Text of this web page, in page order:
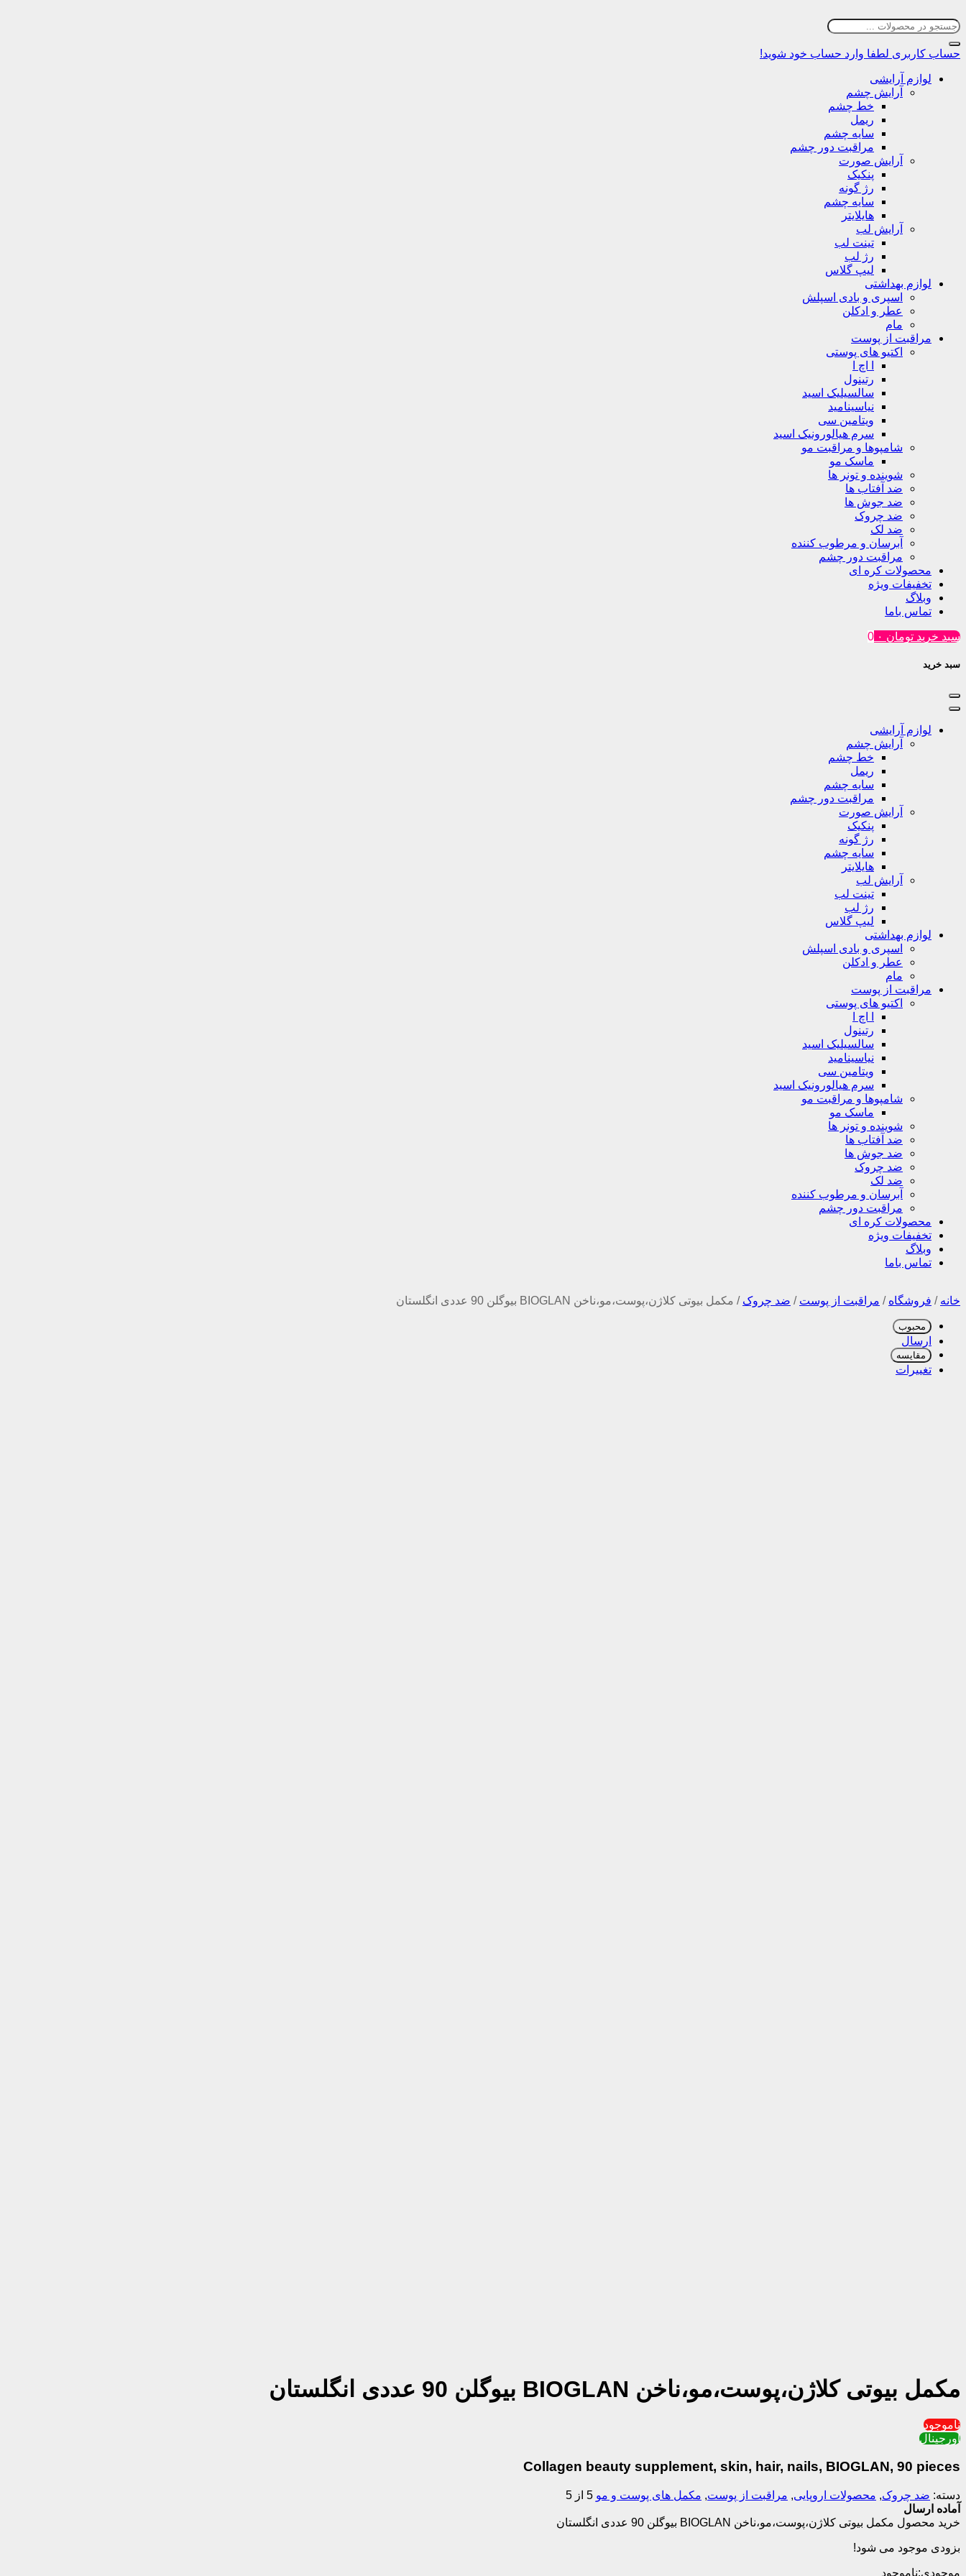
حساب کاربری لطفا وارد حساب خود شوید!
لوازم آرایشی
آرایش چشم
خط چشم
ریمل
سایه چشم
مراقبت دور چشم
آرایش صورت
پنکیک
رژ گونه
سایه چشم
هایلایتر
آرایش لب
تینت لب
رژ لب
لیپ گلاس
لوازم بهداشتی
اسپری و بادی اسپلش
عطر و ادکلن
مام
مراقبت از پوست
اکتیو های پوستی
ا اچ ا
رتینول
سالسیلیک اسید
نیاسینامید
ویتامین سی
سرم هیالورونیک اسید
شامپوها و مراقبت مو
ماسک مو
شوینده و تونر ها
ضد آفتاب ها
ضد جوش ها
ضد چروک
ضد لک
آبرسان و مرطوب کننده
مراقبت دور چشم
محصولات کره ای
تخفیفات ویژه
وبلاگ
تماس باما
سبد خرید تومان 0
سبد خرید
لوازم آرایشی
آرایش چشم
خط چشم
ریمل
سایه چشم
مراقبت دور چشم
آرایش صورت
پنکیک
رژ گونه
سایه چشم
هایلایتر
آرایش لب
تینت لب
رژ لب
لیپ گلاس
لوازم بهداشتی
اسپری و بادی اسپلش
عطر و ادکلن
مام
مراقبت از پوست
اکتیو های پوستی
ا اچ ا
رتینول
سالسیلیک اسید
نیاسینامید
ویتامین سی
سرم هیالورونیک اسید
شامپوها و مراقبت مو
ماسک مو
شوینده و تونر ها
ضد آفتاب ها
ضد جوش ها
ضد چروک
ضد لک
آبرسان و مرطوب کننده
مراقبت دور چشم
محصولات کره ای
تخفیفات ویژه
وبلاگ
تماس باما
خانه / فروشگاه / مراقبت از پوست / ضد چروک / مکمل بیوتی کلاژن،پوست،مو،ناخن BIOGLAN بیوگلن 90 عددی انگلستان
محبوب
ارسال
مقایسه
تغییرات
مکمل بیوتی کلاژن،پوست،مو،ناخن BIOGLAN بیوگلن 90 عددی انگلستان
ناموجود
اورجینال
Collagen beauty supplement, skin, hair, nails, BIOGLAN, 90 pieces
دسته: ضد چروک, محصولات اروپایی, مراقبت از پوست, مکمل‌‌ های پوست‌ و مو 5 از 5
آماده ارسال
خرید محصول مکمل بیوتی کلاژن،پوست،مو،ناخن BIOGLAN بیوگلن 90 عددی انگلستان
بزودی موجود می شود!
موجودی:ناموجود